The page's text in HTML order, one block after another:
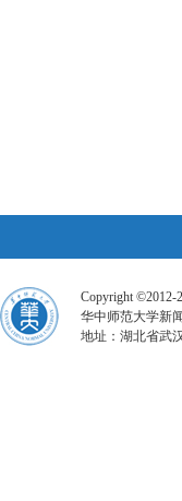
Copyright ©2012-
华中师范大学新
地址：湖北省武